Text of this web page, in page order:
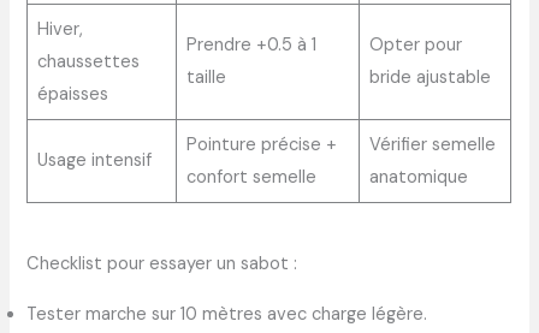
Hiver,
chaussettes
épaisses
Prendre +0.5 à 1
taille
Opter pour
bride ajustable
Usage intensif
Pointure précise +
confort semelle
Vérifier semelle
anatomique
Checklist pour essayer un sabot :
Tester marche sur 10 mètres avec charge légère.